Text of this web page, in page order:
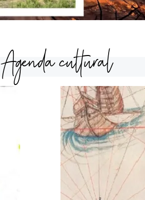
Agenda cultural